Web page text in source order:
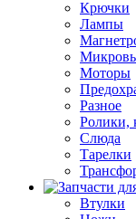
Крючки
Лампы
Моторы
Разное
Ролики,
Слюда
Тарелки
Втулки